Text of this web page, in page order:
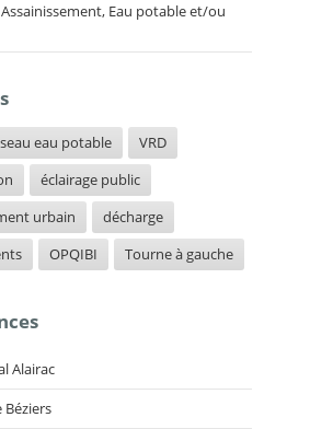
Eau potable et/ou
eau potable
VRD
éclairage public
urbain
décharge
OPQIBI Tourne à gauche
Alairac
Béziers